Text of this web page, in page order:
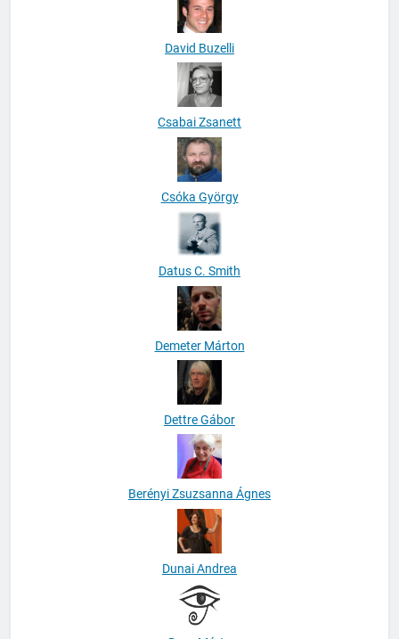
David Buzelli
Csabai Zsanett
Csóka György
Datus C. Smith
Demeter Márton
Dettre Gábor
Berényi Zsuzsanna Ágnes
Dunai Andrea